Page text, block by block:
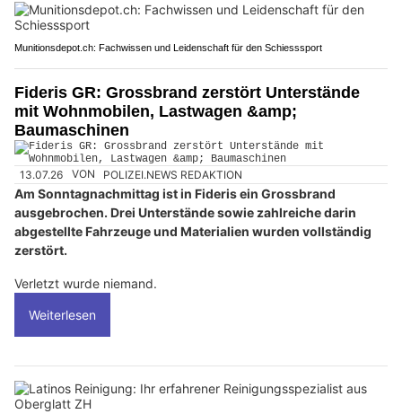
Munitionsdepot.ch: Fachwissen und Leidenschaft für den Schiesssport
Fideris GR: Grossbrand zerstört Unterstände
mit Wohnmobilen, Lastwagen &amp;
Baumaschinen
13.07.26 VON POLIZEI.NEWS REDAKTION
Am Sonntagnachmittag ist in Fideris ein Grossbrand
ausgebrochen. Drei Unterstände sowie zahlreiche darin
abgestellte Fahrzeuge und Materialien wurden vollständig
zerstört.
Verletzt wurde niemand.
Weiterlesen